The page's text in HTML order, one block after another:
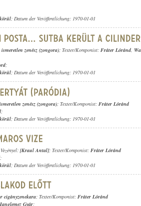
; Datum der Veröffentlichung: 1970-01-01
ismeretlen zenész (zongora); Texter/Komponist: Fráter Lóránd,
;
; Datum der Veröffentlichung: 1970-01-01
ismeretlen zenész (zongora); Texter/Komponist: Fráter Lóránd
;
; Datum der Veröffentlichung: 1970-01-01
[Kraul Antal]; Texter/Komponist: Fráter Lóránd
;
; Datum der Veröffentlichung: 1970-01-01
cigányzenekara; Texter/Komponist: Fráter Lóránd
Gyár;